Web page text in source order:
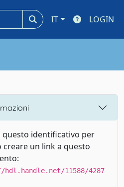
IT LOGIN
questo identificativo per
creare un link a questo
11588/4287